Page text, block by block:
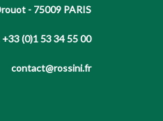
- 75009 PARIS
+33 (0)1 53 34 55 00
contact@rossini.fr